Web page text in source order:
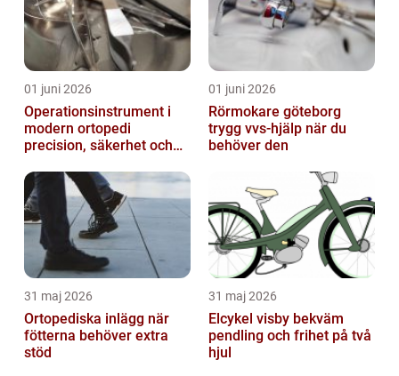
01 juni 2026
Operationsinstrument i
modern ortopedi
precision, säkerhet och
01 juni 2026
Rörmokare göteborg
trygg vvs-hjälp när du
behöver den
31 maj 2026
Ortopediska inlägg när
fötterna behöver extra
stöd
31 maj 2026
Elcykel visby bekväm
pendling och frihet på två
hjul